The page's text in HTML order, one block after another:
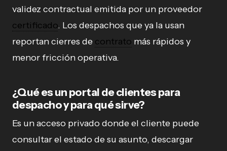
validez contractual emitida por un proveedor
certificado. Los despachos que ya la usan
reportan cierres de contrato más rápidos y
menor fricción operativa.
¿Qué es un portal de clientes para
despacho y para qué sirve?
Es un acceso privado donde el cliente puede
consultar el estado de su asunto, descargar